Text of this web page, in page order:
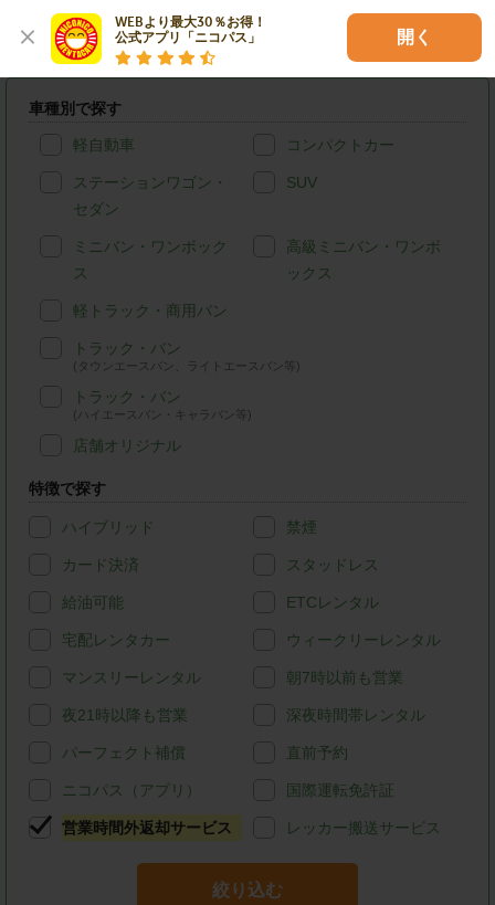
WEBより最大30％お得！
公式アプリ「ニコパス」
開く
高崎市のニコニコレンタカーを条件検索
車種別で探す
軽自動車 コンパクトカー
ステーションワゴン・
セダン
SUV
ミニバン・ワンボック
ス
高級ミニバン・ワンボ
ックス
軽トラック・商用バン
トラック・バン
(タウンエースバン、ライトエースバン等)
トラック・バン
(ハイエースバン・キャラバン等)
店舗オリジナル
特徴で探す
ハイブリッド 禁煙
カード決済 スタッドレス
給油可能 ETCレンタル
宅配レンタカー ウィークリーレンタル
マンスリーレンタル 朝7時以前も営業
夜21時以降も営業 深夜時間帯レンタル
パーフェクト補償 直前予約
ニコパス（アプリ） 国際運転免許証
営業時間外返却サービス レッカー搬送サービス
絞り込む